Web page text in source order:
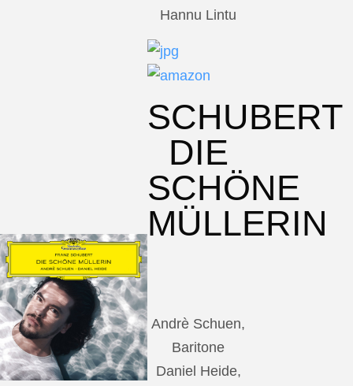
Hannu Lintu
SCHUBERT
DIE
SCHÖNE
MÜLLERIN
Andrè Schuen,
Baritone
Daniel Heide,